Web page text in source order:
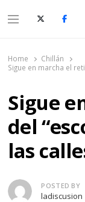
Menu
Home
Chillán
Sigue en marcha el
Sigue
del
las
Author
POSTED BY
ladiscusion